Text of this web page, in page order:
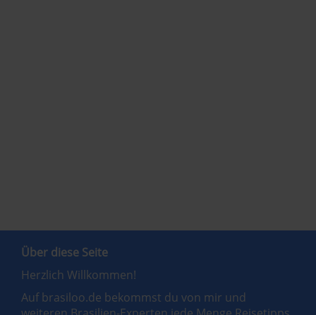
Über diese Seite
Herzlich Willkommen!
Auf brasiloo.de bekommst du von mir und